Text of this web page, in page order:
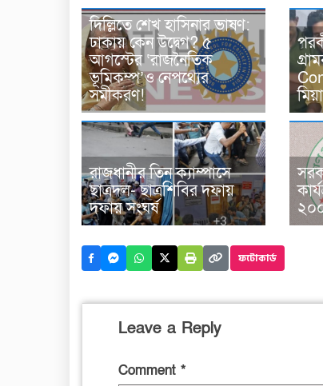
দিল্লিতে শেখ হাসিনার ভাষণ:
ঢাকায় কেন উদ্বেগ? ৫
আগস্টের ‘রাজনৈতিক
ভূমিকম্প’ও নেপথ্যের
সমীকরণ!
মিয়া
রাজধানীর তিন ক্যাম্পাসে
ছাত্রদল- ছাত্রশিবির দফায়
দফায় সংঘর্ষ
ফটোকার্ড
Leave a Reply
Comment *